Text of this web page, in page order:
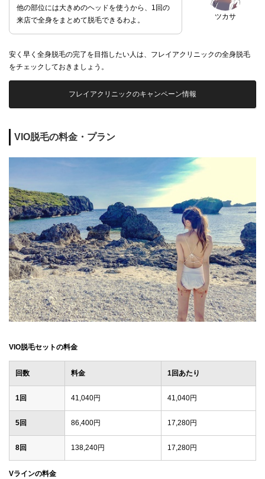
ツカサ
他の部位には大きめのヘッドを使うから、1回の
来店で全身をまとめて脱毛できるわよ。
安く早く全身脱毛の完了を目指したい人は、フレイアクリニックの全身脱毛
をチェックしておきましょう。
フレイアクリニックのキャンペーン情報
VIO脱毛の料金・プラン
VIO脱毛セットの料金
回数 料金 1回あたり
1回 41,040円 41,040円
5回 86,400円 17,280円
8回 138,240円 17,280円
Vラインの料金